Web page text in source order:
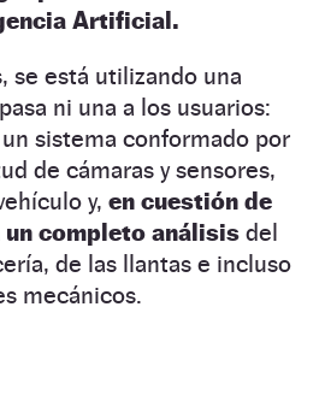
Artificial.
se está utilizando una
ni una a los usuarios:
sistema conformado por
de cámaras y sensores,
y, en cuestión de
completo análisis del
de las llantas e incluso
mecánicos.